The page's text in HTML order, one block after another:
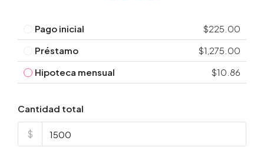
Pago inicial
$225.00
Préstamo
$1,275.00
Hipoteca mensual
$10.86
Cantidad total
$